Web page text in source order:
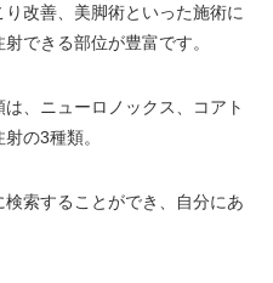
改善、美脚術といった施術に
できる部位が豊富です。
、ニューロノックス、コアト
の3種類。
索することができ、自分にあ